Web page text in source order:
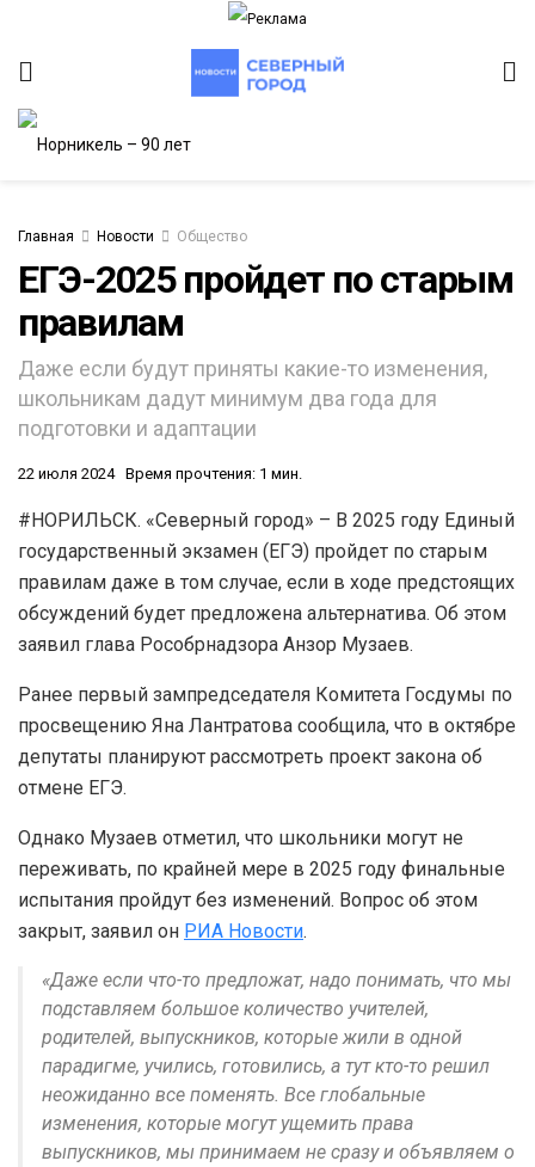
Главная Новости Общество
ЕГЭ-2025 пройдет по старым
правилам
Даже если будут приняты какие-то изменения,
школьникам дадут минимум два года для
подготовки и адаптации
22 июля 2024 Время прочтения: 1 мин.
#НОРИЛЬСК. «Северный город» – В 2025 году Единый
государственный экзамен (ЕГЭ) пройдет по старым
правилам даже в том случае, если в ходе предстоящих
обсуждений будет предложена альтернатива. Об этом
заявил глава Рособрнадзора Анзор Музаев.
Ранее первый зампредседателя Комитета Госдумы по
просвещению Яна Лантратова сообщила, что в октябре
депутаты планируют рассмотреть проект закона об
отмене ЕГЭ.
Однако Музаев отметил, что школьники могут не
переживать, по крайней мере в 2025 году финальные
испытания пройдут без изменений. Вопрос об этом
закрыт, заявил он РИА Новости.
«Даже если что-то предложат, надо понимать, что мы
подставляем большое количество учителей,
родителей, выпускников, которые жили в одной
парадигме, учились, готовились, а тут кто-то решил
неожиданно все поменять. Все глобальные
изменения, которые могут ущемить права
выпускников, мы принимаем не сразу и объявляем о